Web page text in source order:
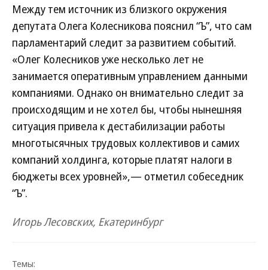
Между тем источник из близкого окружения
депутата Олега Колесникова пояснил “Ъ”, что сам
парламентарий следит за развитием событий.
«Олег Колесников уже несколько лет не
занимается оперативным управлением данными
компаниями. Однако он внимательно следит за
происходящим и не хотел бы, чтобы нынешняя
ситуация привела к дестабилизации работы
многотысячных трудовых коллективов и самих
компаний холдинга, которые платят налоги в
бюджеты всех уровней»,— отметил собеседник
“Ъ”.
Игорь Лесовских, Екатеринбург
Темы: